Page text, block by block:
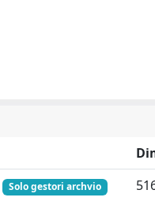
Solo gestori archvio